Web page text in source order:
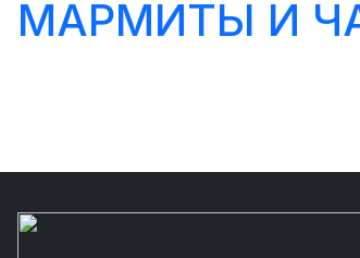
МАРМИТЫ И